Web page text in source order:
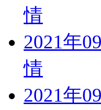
情
2021年
情
2021年